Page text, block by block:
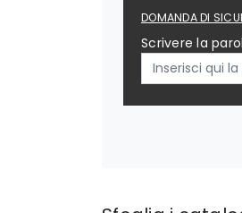
DOMANDA DI
Scrivere la